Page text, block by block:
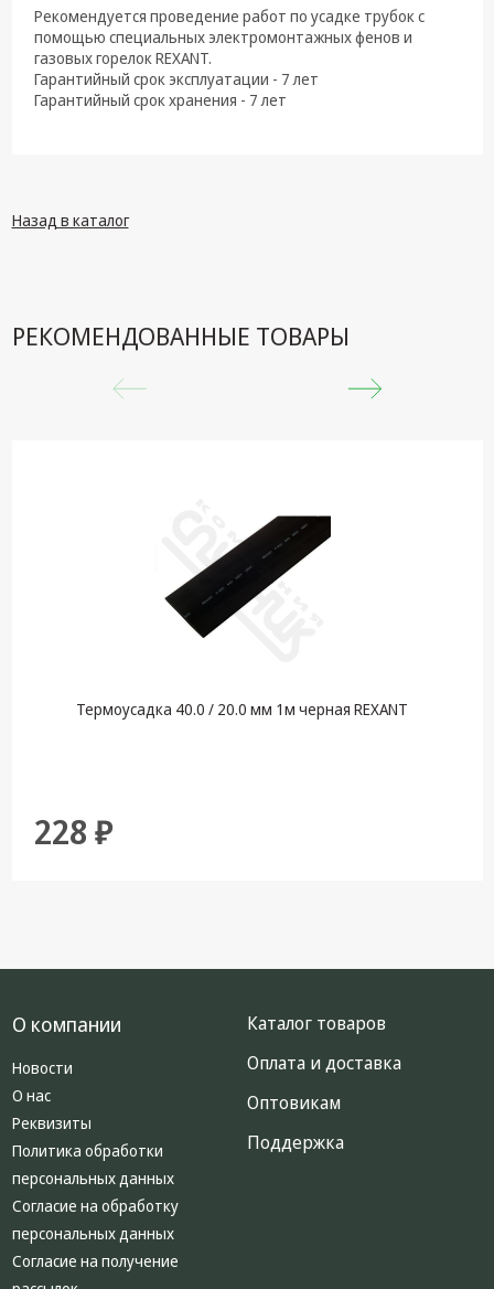
Рекомендуется проведение работ по усадке трубок с
помощью специальных электромонтажных фенов и
газовых горелок REXANT.
Гарантийный срок эксплуатации - 7 лет
Гарантийный срок хранения - 7 лет
Назад в каталог
РЕКОМЕНДОВАННЫЕ ТОВАРЫ
Термоусадка 40.0 / 20.0 мм 1м черная REXANT
228 ₽
О компании
Новости
О нас
Реквизиты
Политика обработки
персональных данных
Согласие на обработку
персональных данных
Согласие на получение
Каталог товаров
Оплата и доставка
Оптовикам
Поддержка